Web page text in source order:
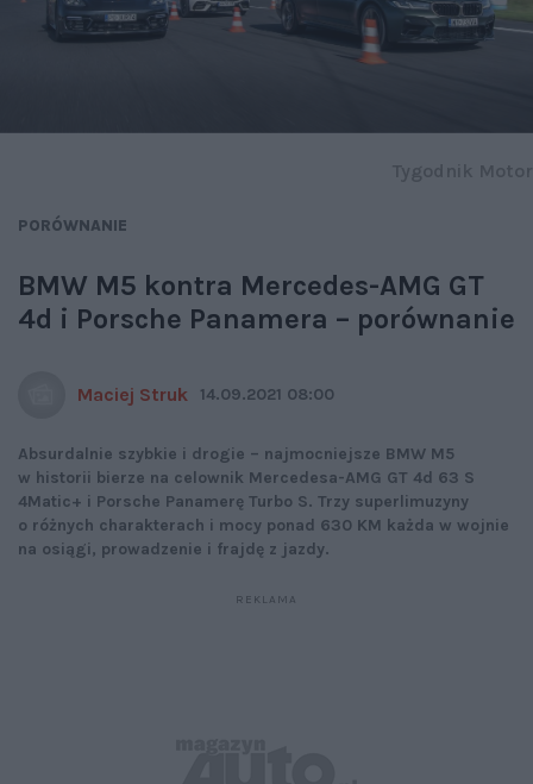
PORÓWNANIE
BMW M5 kontra Mercedes-AMG GT
4d i Porsche Panamera – porównanie
Maciej Struk 14.09.2021 08:00
Absurdalnie szybkie i drogie – najmocniejsze BMW M5
w historii bierze na celownik Mercedesa-AMG GT 4d 63 S
4Matic+ i Porsche Panamerę Turbo S. Trzy superlimuzyny
o różnych charakterach i mocy ponad 630 KM każda w wojnie
na osiągi, prowadzenie i frajdę z jazdy.